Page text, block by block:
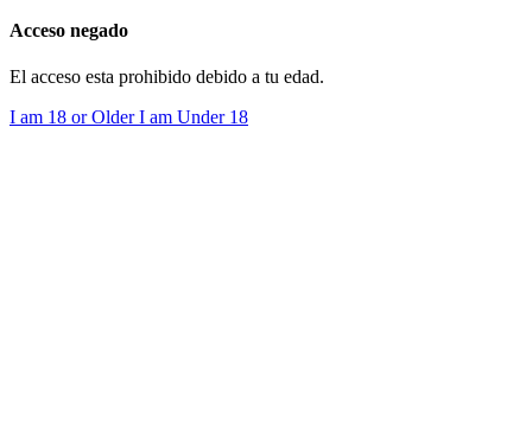
Acceso negado
El acceso esta prohibido debido a tu edad.
I am 18 or OlderI am Under 18